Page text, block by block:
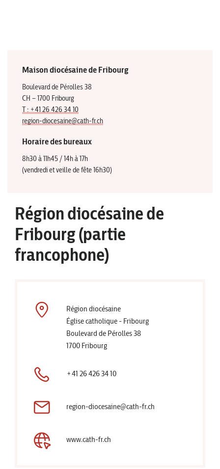
Maison diocésaine de Fribourg
Boulevard de Pérolles 38
CH – 1700 Fribourg
T : +41 26 426 34 10
region-diocesaine@cath-fr.ch
Horaire des bureaux
8h30 à 11h45 / 14h à 17h
(vendredi et veille de fête 16h30)
Région diocésaine de
Fribourg (partie
francophone)
Région diocésaine
Église catholique - Fribourg
Boulevard de Pérolles 38
1700 Fribourg
+41 26 426 34 10
region-diocesaine@cath-fr.ch
www.cath-fr.ch